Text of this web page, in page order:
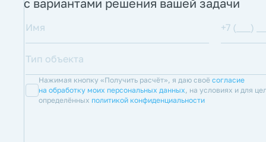
с вариантами решения вашей задачи
Нажимая кнопку «Получить расчёт», я даю своё согласие
на обработку моих персональных данных, на условиях и для
определённых политикой конфиденциальности